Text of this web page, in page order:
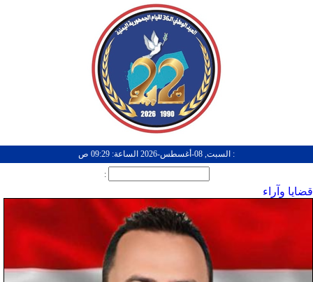
: السبت, 08-أغسطس-2026 الساعة: 09:29 ص
:
قضايا وآراء